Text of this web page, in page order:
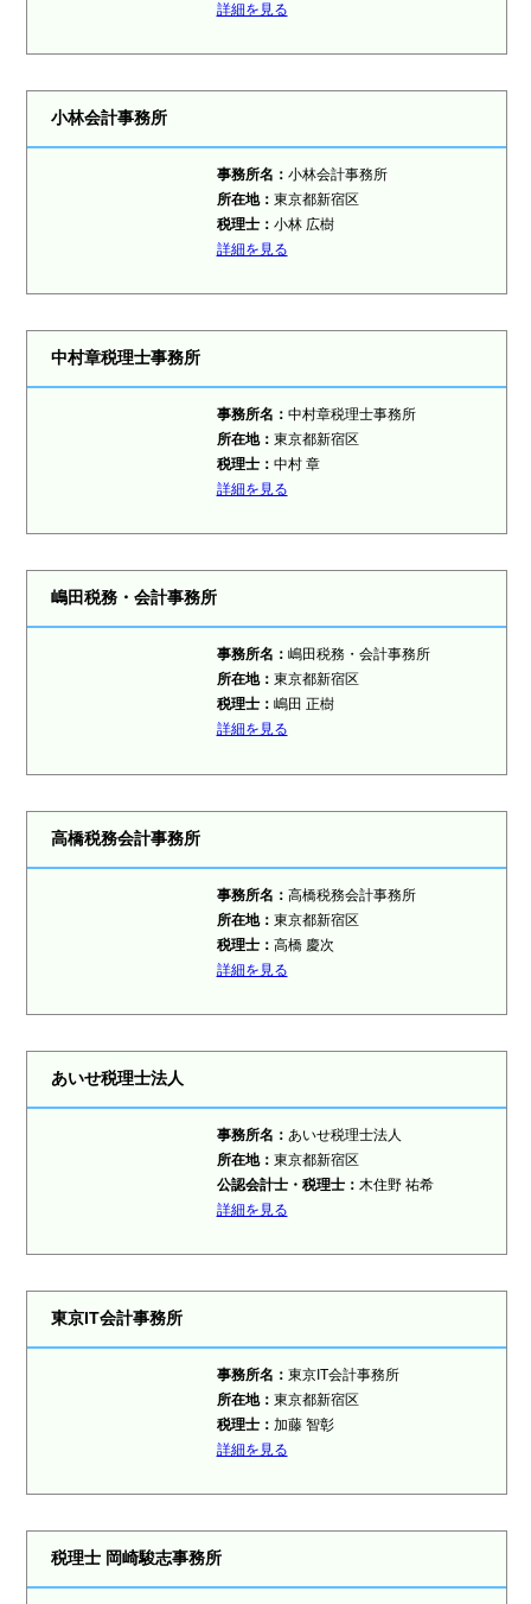
詳細を見る
小林会計事務所
事務所名： 小林会計事務所
所在地： 東京都新宿区
税理士： 小林 広樹
詳細を見る
中村章税理士事務所
事務所名： 中村章税理士事務所
所在地： 東京都新宿区
税理士： 中村 章
詳細を見る
嶋田税務・会計事務所
事務所名： 嶋田税務・会計事務所
所在地： 東京都新宿区
税理士： 嶋田 正樹
詳細を見る
高橋税務会計事務所
事務所名： 高橋税務会計事務所
所在地： 東京都新宿区
税理士： 高橋 慶次
詳細を見る
あいせ税理士法人
事務所名： あいせ税理士法人
所在地： 東京都新宿区
公認会計士・税理士： 木住野 祐希
詳細を見る
東京IT会計事務所
事務所名： 東京IT会計事務所
所在地： 東京都新宿区
税理士： 加藤 智彰
詳細を見る
税理士 岡崎駿志事務所